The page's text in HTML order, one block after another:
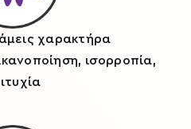
χαρακτήρα
ισορροπία,